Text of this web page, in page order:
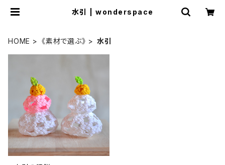
水引 | wonderspace
HOME 《素材で選ぶ》 水引